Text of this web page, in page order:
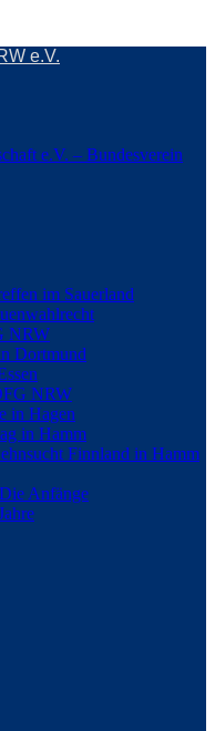
e.V.
e.V. – Bundesverein
im Sauerland
NRW
Dortmund
NRW
in Hagen
in Hamm
Finnland in Hamm
Anfänge